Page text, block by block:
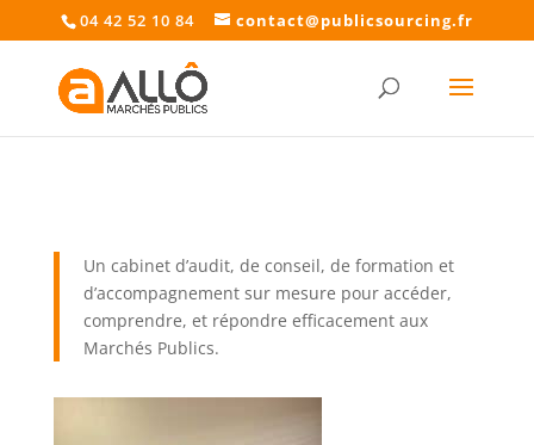
04 42 52 10 84 contact@publicsourcing.fr
Un cabinet d’audit, de conseil, de formation et
d’accompagnement sur mesure pour accéder,
comprendre, et répondre efficacement aux
Marchés Publics.